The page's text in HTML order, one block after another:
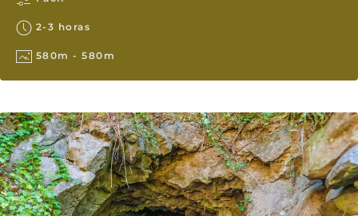
2-3 horas
580m - 580m